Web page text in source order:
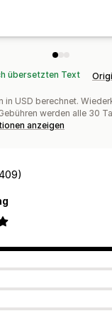
übersetzten Text
in USD berechnet.
werden alle 30
anzeigen